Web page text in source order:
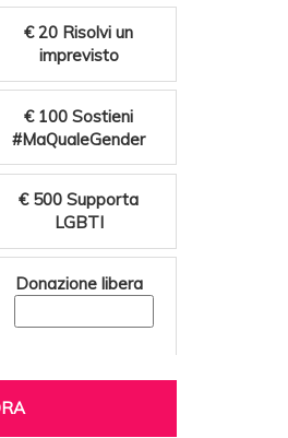
€ 20 Risolvi un
imprevisto
€ 100 Sostieni
#MaQualeGender
€ 500 Supporta
LGBTI
Donazione libera